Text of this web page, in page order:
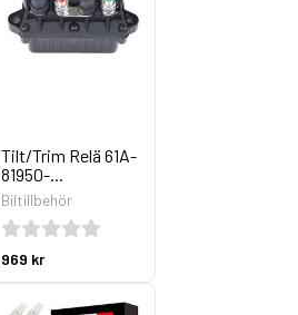
Tilt/Trim Relä 61A-
81950-...
Biltillbehör
969 kr